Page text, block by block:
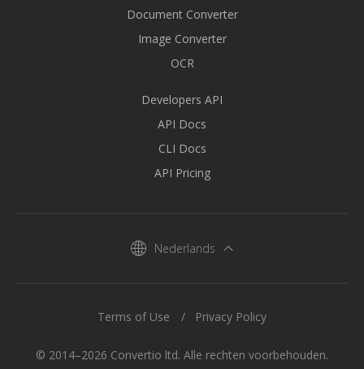
Document Converter
Image Converter
OCR
Developers API
API Docs
CLI Docs
API Pricing
Nederlands
© 2014–2026 Convertio ltd. Alle rechten voorbehouden.
Terms of Use Privacy Policy